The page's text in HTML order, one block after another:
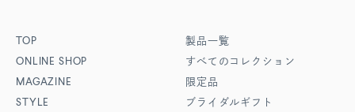
TOP
ONLINE SHOP
MAGAZINE
STYLE
製品一覧
すべてのコレクション
限定品
ブライダルギフト